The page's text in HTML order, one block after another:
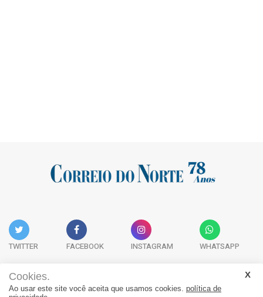
TWITTER FACEBOOK INSTAGRAM WHATSAPP
Acervo Digital Fale Conosco Quem Somos
Cookies.
Ao usar este site você aceita que usamos cookies. política de